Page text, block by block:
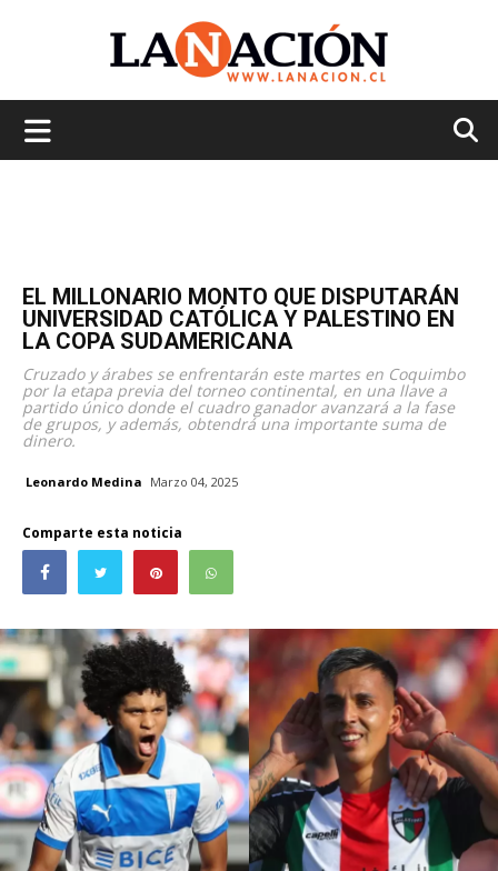
EL MILLONARIO MONTO QUE DISPUTARÁN
UNIVERSIDAD CATÓLICA Y PALESTINO EN
LA COPA SUDAMERICANA
Cruzado y árabes se enfrentarán este martes en Coquimbo
por la etapa previa del torneo continental, en una llave a
partido único donde el cuadro ganador avanzará a la fase
de grupos, y además, obtendrá una importante suma de
dinero.
Leonardo Medina Marzo 04, 2025
Comparte esta noticia